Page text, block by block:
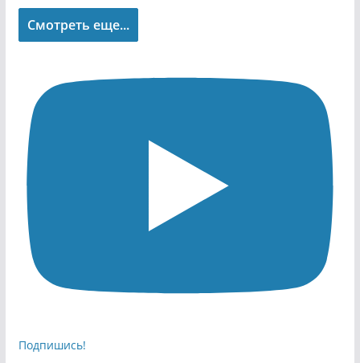
Смотреть еще...
Подпишись!